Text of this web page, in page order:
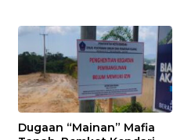
Dugaan “Mainan” Mafia